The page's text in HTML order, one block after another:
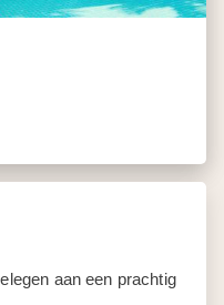
aan een prachtig